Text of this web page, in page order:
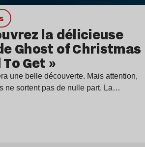
la délicieuse
Ghost of Christmas
Get »
une belle découverte. Mais attention,
ne sortent pas de nulle part. La…